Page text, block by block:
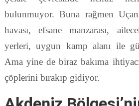
bulunmuyor. Buna rağmen
havası, efsane manzarası,
yerleri, uygun kamp alanı ile
Ama yine de biraz bakıma
çöplerini bırakıp gidiyor.